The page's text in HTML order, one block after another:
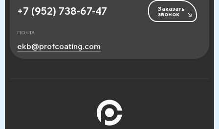
+7 (952) 738-67-47 Заказать
звонок
ПОЧТА
ekb@profcoating.com